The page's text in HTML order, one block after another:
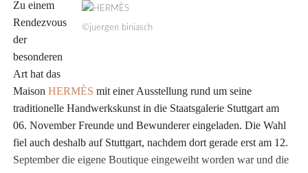
©juergen biniasch
Zu einem
Rendezvous
der
besonderen
Art hat das
Maison HERMÈS mit einer Ausstellung rund um seine
traditionelle Handwerkskunst in die Staatsgalerie Stuttgart am
06. November Freunde und Bewunderer eingeladen. Die Wahl
fiel auch deshalb auf Stuttgart, nachdem dort gerade erst am 12.
September die eigene Boutique eingeweiht worden war und die